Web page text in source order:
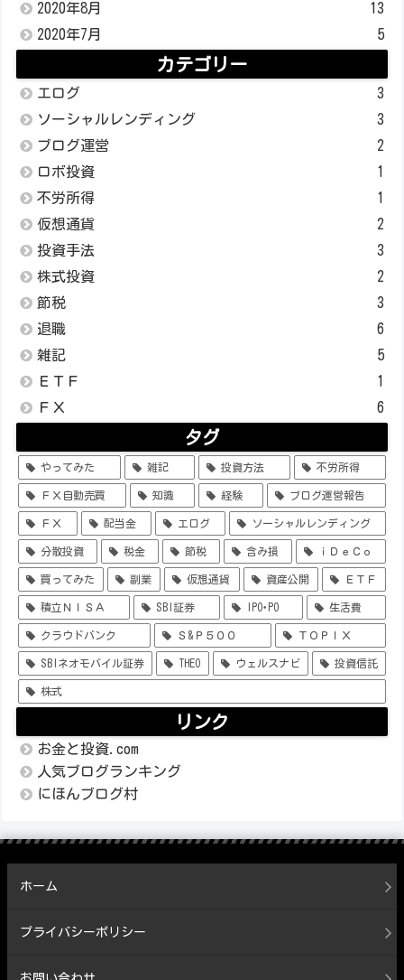
2020年8月
13
2020年7月
5
カテゴリー
エログ
3
ソーシャルレンディング
3
ブログ運営
2
ロボ投資
1
不労所得
1
仮想通貨
2
投資手法
3
株式投資
2
節税
3
退職
6
雑記
5
ＥＴＦ
1
ＦＸ
6
タグ
やってみた 雑記 投資方法 不労所得
ＦＸ自動売買 知識 経験 ブログ運営報告
ＦＸ 配当金 エログ ソーシャルレンディング
分散投資 税金 節税 含み損 ｉＤｅＣｏ
買ってみた 副業 仮想通貨 資産公開 ＥＴＦ
積立ＮＩＳＡ SBI証券 IPO･PO 生活費
クラウドバンク Ｓ&Ｐ５００ ＴＯＰＩＸ
SBIネオモバイル証券 THEO ウェルスナビ 投資信託
株式
リンク
お金と投資.com
人気ブログランキング
にほんブログ村
ホーム
プライバシーポリシー